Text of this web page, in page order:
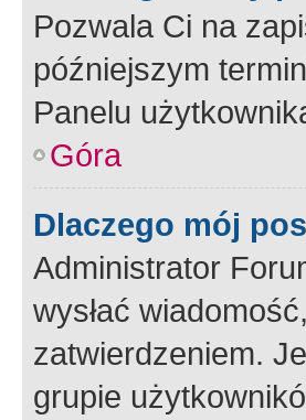
Pozwala Ci na
późniejszym
Panelu
Góra
Dlaczego mój
Administrator
wysłać
zatwierdzeniem.
grupie